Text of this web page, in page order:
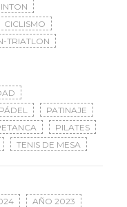
CICLISMO
TRIATLON
PÁDEL
PATINAJE
PILATES
TENIS DE MESA
AÑO 2023